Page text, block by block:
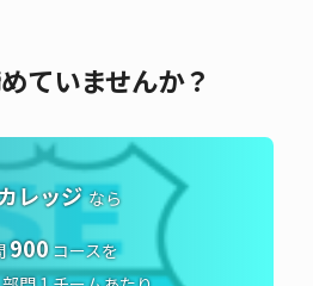
ていませんか？
レッジ なら
900コースを